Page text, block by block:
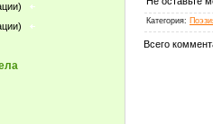
Категория:
Всего